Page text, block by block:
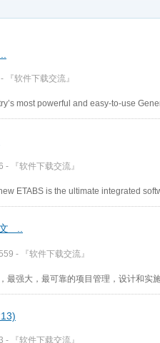
『软件下载交流』
most powerful and easy-to-use
- 『软件下载交流』
ETABS is the ultimate integrated
 ..
- 『软件下载交流』
最强大，最可靠的项目管理，设计和实
- 『软件下载交流』